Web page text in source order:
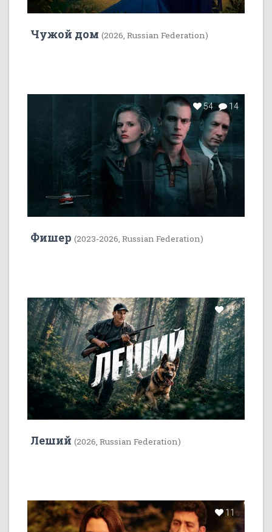
Чужой дом (2026, Russian Federation)
54 14
Фишер (2023-2026, Russian Federation)
11
Леший (2026, Russian Federation)
11